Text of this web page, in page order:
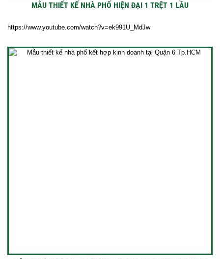
MẪU THIẾT KẾ NHÀ PHỐ HIỆN ĐẠI 1 TRỆT 1 LẦU
https://www.youtube.com/watch?v=ek991U_MdJw